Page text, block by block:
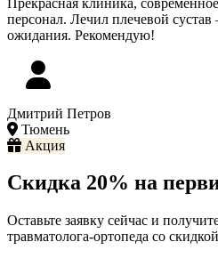
персонал. Лечил плечевой
ожидания. Рекомендую!
Дмитрий Петров
Тюмень
Акция
Скидка 20% на
Оставьте заявку сейчас и
травматолога-ортопеда со